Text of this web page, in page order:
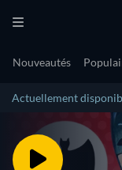
Nouveautés
Actuellement